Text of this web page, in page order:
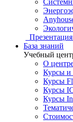
База знаний
Учебный
О
Курсы и
Курсы
Курсы
Курсы